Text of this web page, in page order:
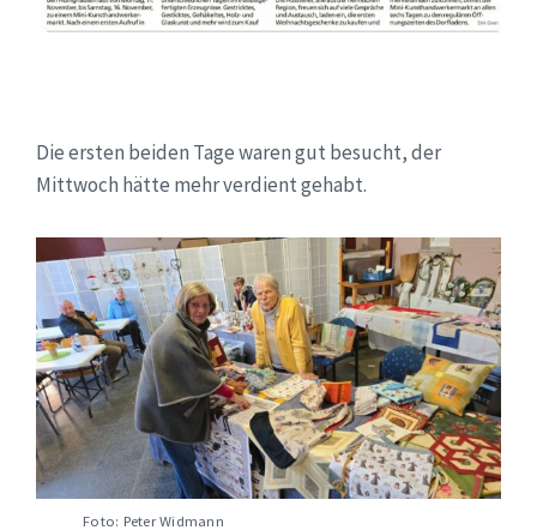
Die ersten beiden Tage waren gut besucht, der
Mittwoch hätte mehr verdient gehabt.
Foto: Peter Widmann